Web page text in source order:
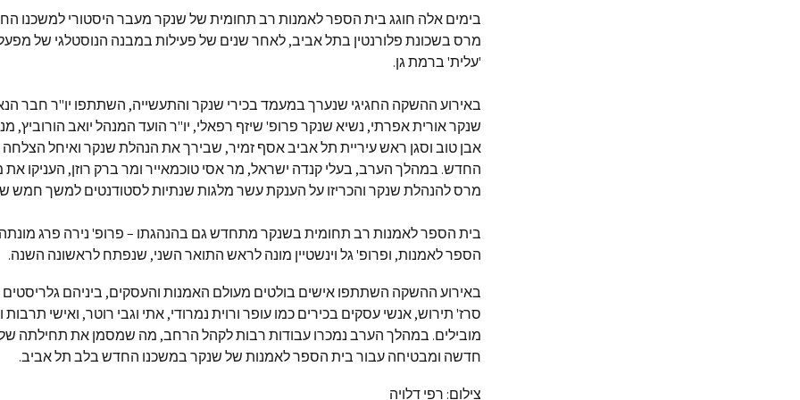
בימים אלה חוגג בית הספר לאמנות רב תחומית של שנקר מעבר היסטורי למשכנו
מרס בשכונת פלורנטין בתל אביב, לאחר שנים של פעילות במבנה הנוסטלגי של
'עלית' ברמת גן.
באירוע ההשקה החגיגי שנערך במעמד בכירי שנקר והתעשייה, השתתפו יו"ר חבר
שנקר אורית אפרתי, נשיא שנקר פרופ' שיזף רפאלי, יו"ר הועד המנהל יואב הורוביץ,
אבן טוב וסגן ראש עיריית תל אביב אסף זמיר, שבירך את הנהלת שנקר ואיחל
החדש. במהלך הערב, בעלי קנדה ישראל, מר אסי טוכמאייר ומר ברק רוזן, העניקו
מרס להנהלת שנקר והכריזו על הענקת עשר מלגות שנתיות לסטודנטים למשך חמש
בית הספר לאמנות רב תחומית בשנקר מתחדש גם בהנהגתו – פרופ' נירה פרג
הספר לאמנות, ופרופ' גל וינשטיין מונה לראש התואר השני, שנפתח לראשונה השנה.
באירוע ההשקה השתתפו אישים בולטים מעולם האמנות והעסקים, ביניהם גלריסטים
סרז' תירוש, אנשי עסקים בכירים כמו עופר ורוית נמרודי, אתי וגבי רוטר, ואישי תרבות
מובילים. במהלך הערב נמכרו עבודות רבות לקהל הרחב, מה שמסמן את תחילתה
חדשה ומבטיחה עבור בית הספר לאמנות של שנקר במשכנו החדש בלב תל אביב.
צילום: רפי דלויה